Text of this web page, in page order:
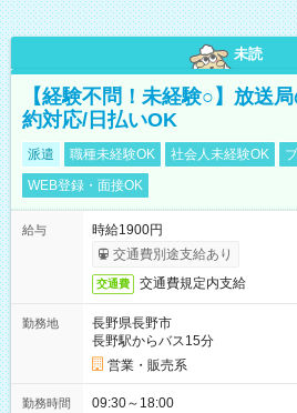
未読
【経験不問！未経験○】放送
約対応/日払いOK
派遣 職種未経験OK 社会人未経験OK
WEB登録・面接OK
給与
時給1900円
交通費別途支給あり
交通費 交通費規定内支給
勤務地
長野県長野市
長野駅からバス15分
営業・販売系
勤務時間 09:30～18:00